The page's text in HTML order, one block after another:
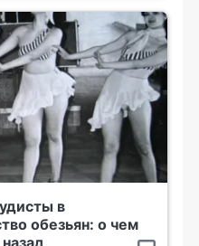
в
обезьян: о чем